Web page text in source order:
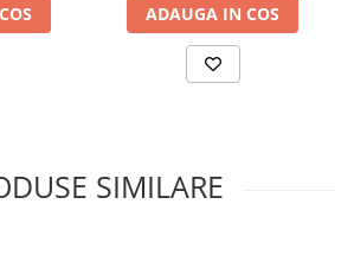
ADAUGA IN COS
SIMILARE